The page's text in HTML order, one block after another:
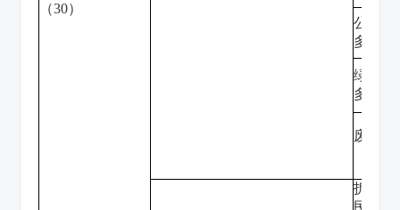
（30）
公共
多数
绿化
多数
废气
拆迁